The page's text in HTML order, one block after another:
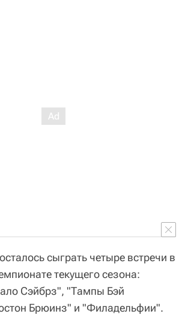
сыграть четыре встречи в
текущего сезона:
Сэйбрз", "Тампы Бэй
Брюинз" и "Филадельфии".